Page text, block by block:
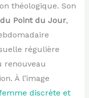
théologique. Son
Point du Jour,
régulière
À l’image
discrète et